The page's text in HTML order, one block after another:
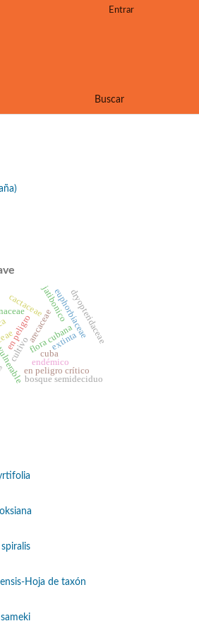
Buscar
Entrar
endémico
flora cubana
en peligro euphorbiaceae
en peligro crítico
arecaceae
cultivo
jatibonicodryopteridaceae
cactaceae
bosque semideciduo
cuba
extinta
Hoja de taxón